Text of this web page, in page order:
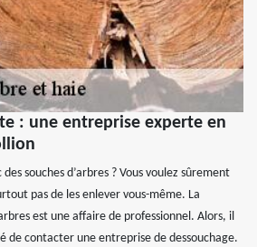
: une entreprise experte en
souches d’arbres ? Vous voulez sûrement
pas de les enlever vous-même. La
est une affaire de professionnel. Alors, il
de contacter une entreprise de dessouchage.